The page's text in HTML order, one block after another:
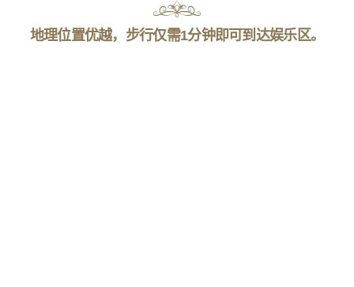
地理位置优越，步行仅需1分钟即可到达娱乐区。